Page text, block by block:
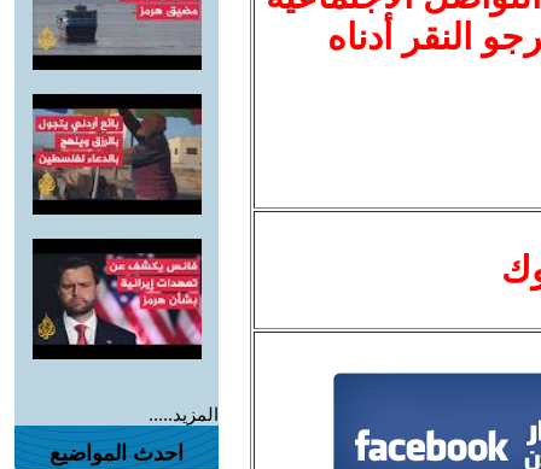
النقر أدناه
المزيد.....
احدث المواضيع